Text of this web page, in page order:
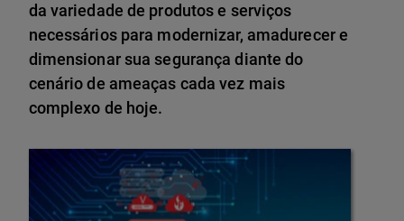
da variedade de produtos e serviços
necessários para modernizar, amadurecer e
dimensionar sua segurança diante do
cenário de ameaças cada vez mais
complexo de hoje.